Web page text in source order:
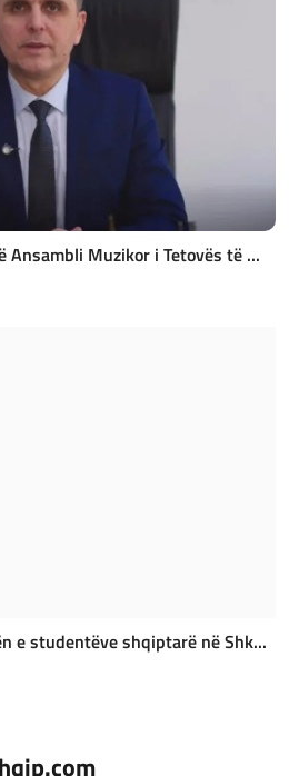
Ansambli Muzikor i Tetovës të ...
e studentëve shqiptarë në Shk...